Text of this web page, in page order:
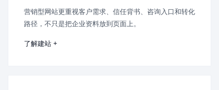
营销型网站更重视客户需求、信任背书、咨询入口和转化
路径，不只是把企业资料放到页面上。
了解建站 +